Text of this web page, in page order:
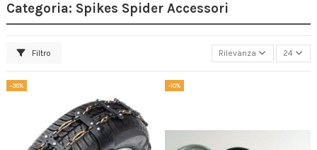
Categoria: Spikes Spider Accessori
Filtro Rilevanza 24
-38% -10%